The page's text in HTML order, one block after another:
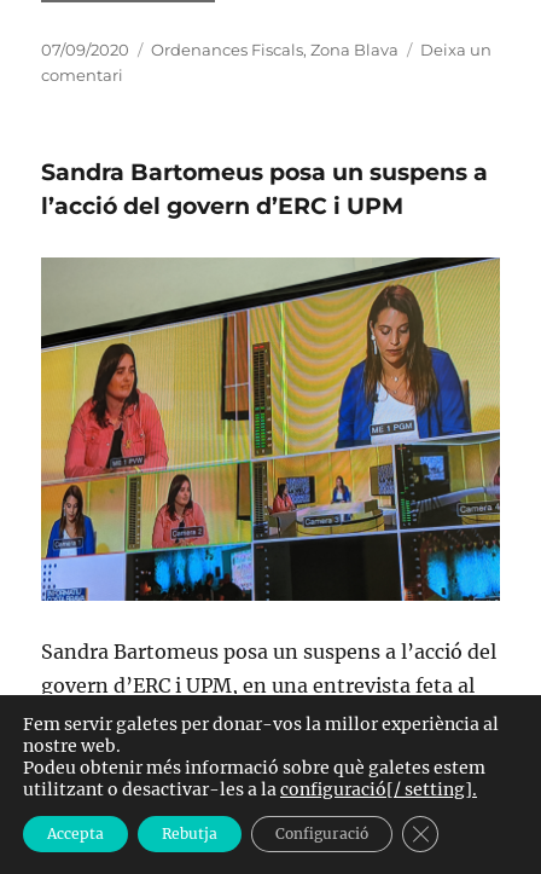
Publicat
el
07/09/2020 Categories
Ordenances Fiscals,Zona Blava
Deixa un
comentari
denuncia
el
blava
pel
mòbil
Sandra Bartomeus posa un suspens a
l’acció del govern d’ERC i UPM
Sandra Bartomeus posa un suspens a l’acció del
govern d’ERC i UPM, en una entrevista feta al
programa La veu de l’oposició de TV Costa
Brava. Bartomeus ha expressat com veu amb
‘enveja sana’ com altres municipis han creat
una taula de partits per afrontar la Covid19. La
crítica a l’equip de govern d’ERC i UPM també
Fem servir galetes per donar-vos la millor experiència al
nostre web.
Podeu obtenir més informació sobre què galetes estem
utilitzant o desactivar-les a laconfiguració[/ setting].
Accepta Rebutja Configuració TANCA EL